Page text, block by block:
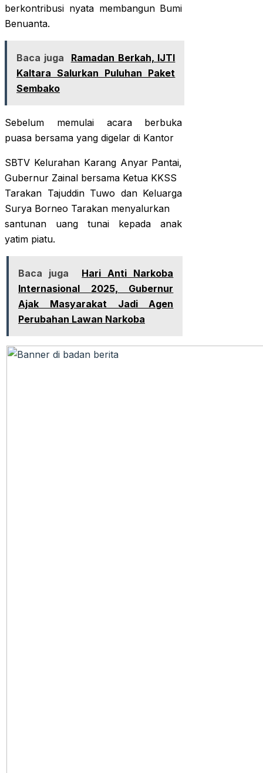
berkontribusi nyata membangun Bumi
Benuanta.
Baca juga
Ramadan Berkah, IJTI
Kaltara Salurkan Puluhan Paket
Sembako
Sebelum memulai acara berbuka
puasa bersama yang digelar di Kantor
SBTV Kelurahan Karang Anyar Pantai,
Gubernur Zainal bersama Ketua KKSS
Tarakan Tajuddin Tuwo dan Keluarga
Surya Borneo Tarakan menyalurkan
santunan uang tunai kepada anak
yatim piatu.
Baca juga
Hari Anti Narkoba
Internasional 2025, Gubernur
Ajak Masyarakat Jadi Agen
Perubahan Lawan Narkoba